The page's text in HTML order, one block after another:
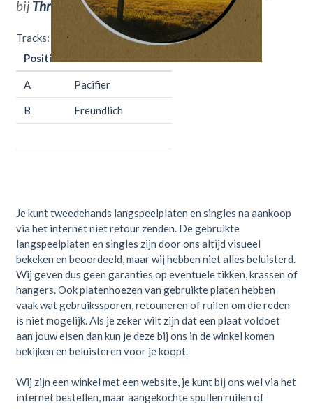
bij ThrowbackVintage Hifi & Vinyl.
Tracks:
Positie
A Pacifier
B Freundlich
Je kunt tweedehands langspeelplaten en singles na aankoop
via het internet niet retour zenden. De gebruikte
langspeelplaten en singles zijn door ons altijd visueel
bekeken en beoordeeld, maar wij hebben niet alles beluisterd.
Wij geven dus geen garanties op eventuele tikken, krassen of
hangers. Ook platenhoezen van gebruikte platen hebben
vaak wat gebruikssporen, retouneren of ruilen om die reden
is niet mogelijk. Als je zeker wilt zijn dat een plaat voldoet
aan jouw eisen dan kun je deze bij ons in de winkel komen
bekijken en beluisteren voor je koopt.
Wij zijn een winkel met een website, je kunt bij ons wel via het
internet bestellen, maar aangekochte spullen ruilen of